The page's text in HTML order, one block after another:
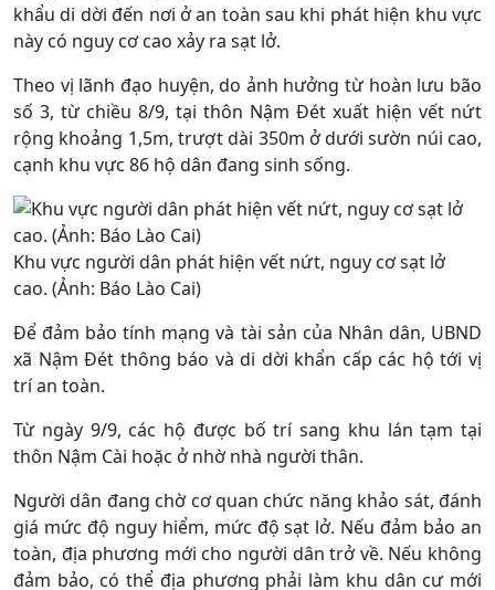
khẩu di dời đến nơi ở an toàn sau khi phát hiện khu vực
này có nguy cơ cao xảy ra sạt lở.
Theo vị lãnh đạo huyện, do ảnh hưởng từ hoàn lưu bão
số 3, từ chiều 8/9, tại thôn Nậm Đét xuất hiện vết nứt
rộng khoảng 1,5m, trượt dài 350m ở dưới sườn núi cao,
cạnh khu vực 86 hộ dân đang sinh sống.
Khu vực người dân phát hiện vết nứt, nguy cơ sạt lở
cao. (Ảnh: Báo Lào Cai)
Để đảm bảo tính mạng và tài sản của Nhân dân, UBND
xã Nậm Đét thông báo và di dời khẩn cấp các hộ tới vị
trí an toàn.
Từ ngày 9/9, các hộ được bố trí sang khu lán tạm tại
thôn Nậm Cài hoặc ở nhờ nhà người thân.
Người dân đang chờ cơ quan chức năng khảo sát, đánh
giá mức độ nguy hiểm, mức độ sạt lở. Nếu đảm bảo an
toàn, địa phương mới cho người dân trở về. Nếu không
đảm bảo, có thể địa phương phải làm khu dân cư mới